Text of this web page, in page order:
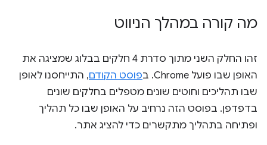
מה קורה במהלך הניווט
זהו החלק השני מתוך סדרת 4 חלקים בבלוג שמציגה את
האופן שבו פועל Chrome. ב
פוסט הקודם, התייחסנו לאופן
שבו תהליכים וחוטים שונים מטפלים בחלקים שונים
בדפדפן. בפוסט הזה נרחיב על האופן שבו כל תהליך
ופתיחה בתהליך מתקשרים כדי להציג אתר.